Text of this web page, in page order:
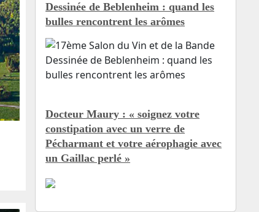
Dessinée de Beblenheim : quand les
bulles rencontrent les arômes
Docteur Maury : « soignez votre
constipation avec un verre de
Pécharmant et votre aérophagie avec
un Gaillac perlé »